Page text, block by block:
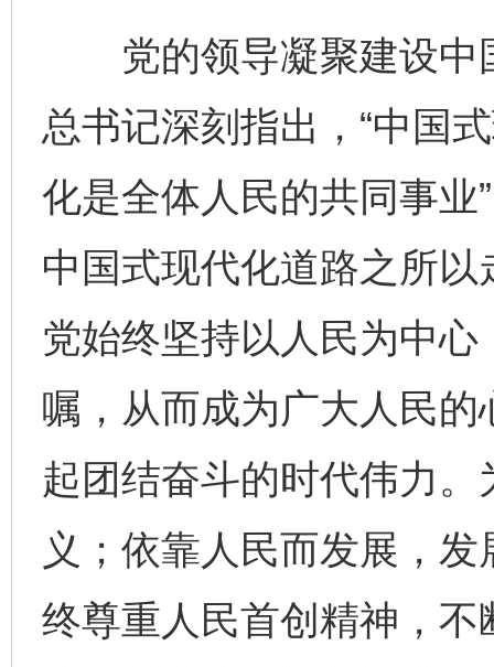
党的领导凝聚建设中
总书记深刻指出，“中国
化是全体人民的共同事业
中国式现代化道路之所
党始终坚持以人民为中
嘱，从而成为广大人民
起团结奋斗的时代伟力
义；依靠人民而发展，
终尊重人民首创精神，